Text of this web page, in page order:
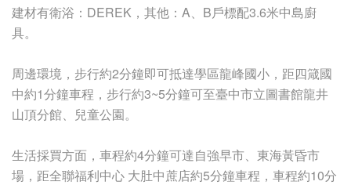
建材有衛浴：DEREK，其他：A、B戶標配3.6米中島廚
具。
周邊環境，步行約2分鐘即可抵達學區龍峰國小，距四箴國
中約1分鐘車程，步行約3~5分鐘可至臺中市立圖書館龍井
山頂分館、兒童公園。
生活採買方面，車程約4分鐘可達自強早市、東海黃昏市
場，距全聯福利中心 大肚中蔗店約5分鐘車程，車程約10分